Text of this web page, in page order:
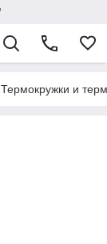
Термокружки и